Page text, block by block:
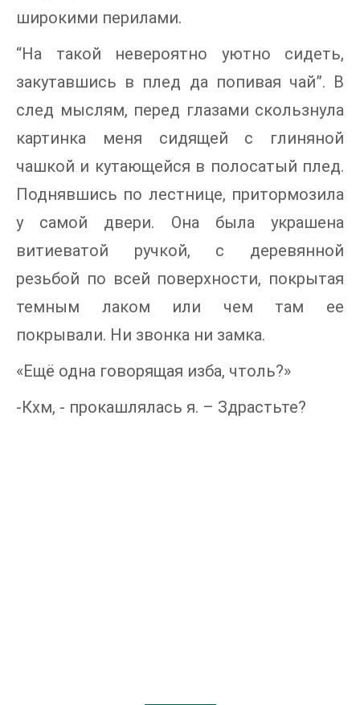
широкими перилами.
“На такой невероятно уютно сидеть,
закутавшись в плед да попивая чай”. В
след мыслям, перед глазами скользнула
картинка меня сидящей с глиняной
чашкой и кутающейся в полосатый плед.
Поднявшись по лестнице, притормозила
у самой двери. Она была украшена
витиеватой ручкой, с деревянной
резьбой по всей поверхности, покрытая
темным лаком или чем там ее
покрывали. Ни звонка ни замка.
«Ещё одна говорящая изба, чтоль?»
-Кхм, - прокашлялась я. – Здрастьте?